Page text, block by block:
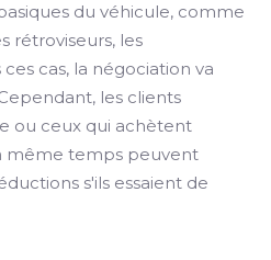
du véhicule, comme
rétroviseurs, les
cas, la négociation va
les clients
ou ceux qui achètent
même temps peuvent
s'ils essaient de